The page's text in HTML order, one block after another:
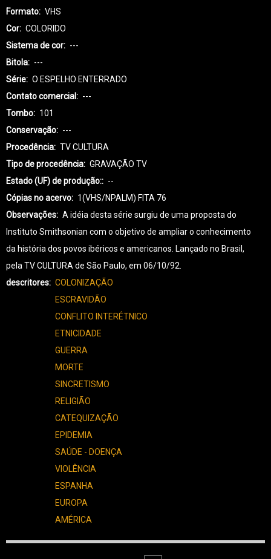
Formato
VHS
Cor
COLORIDO
Sistema de cor
---
Bitola
---
Série
O ESPELHO ENTERRADO
Contato comercial
---
Tombo
101
Conservação
---
Procedência
TV CULTURA
Tipo de procedência
GRAVAÇÃO TV
Estado (UF) de produção:
--
Cópias no acervo
1(VHS/NPALM) FITA 76
Observações
A idéia desta série surgiu de uma proposta do
Instituto Smithsonian com o objetivo de ampliar o conhecimento
da história dos povos ibéricos e americanos. Lançado no Brasil,
pela TV CULTURA de São Paulo, em 06/10/92.
descritores
COLONIZAÇÃO
ESCRAVIDÃO
CONFLITO INTERÉTNICO
ETNICIDADE
GUERRA
MORTE
SINCRETISMO
RELIGIÃO
CATEQUIZAÇÃO
EPIDEMIA
SAÚDE - DOENÇA
VIOLÊNCIA
ESPANHA
EUROPA
AMÉRICA